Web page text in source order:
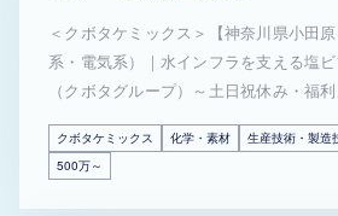
＜クボタケミックス＞【神奈川県小田
系・電気系）｜水インフラを支える塩
（クボタグループ）～土日祝休み・福
クボタケミックス 化学・素材
生産技術・製造
500万～